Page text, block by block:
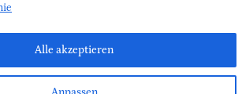
Alle akzeptieren